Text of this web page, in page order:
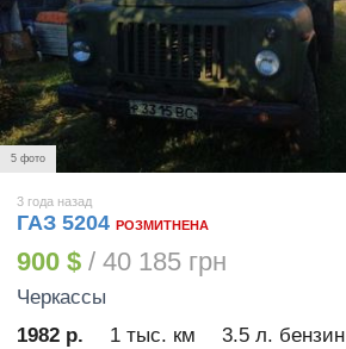
5 фото
3 года назад
ГАЗ 5204 РОЗМИТНЕНА
900 $ / 40 185 грн
Черкассы
1982 р.
1 тыс. км 3.5 л. бензин